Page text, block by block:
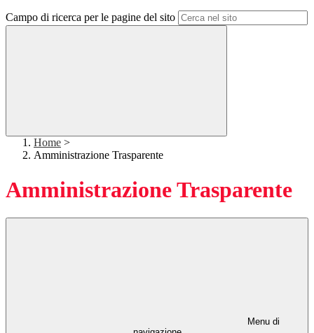
Campo di ricerca per le pagine del sito
Home >
Amministrazione Trasparente
Amministrazione Trasparente
Menu di